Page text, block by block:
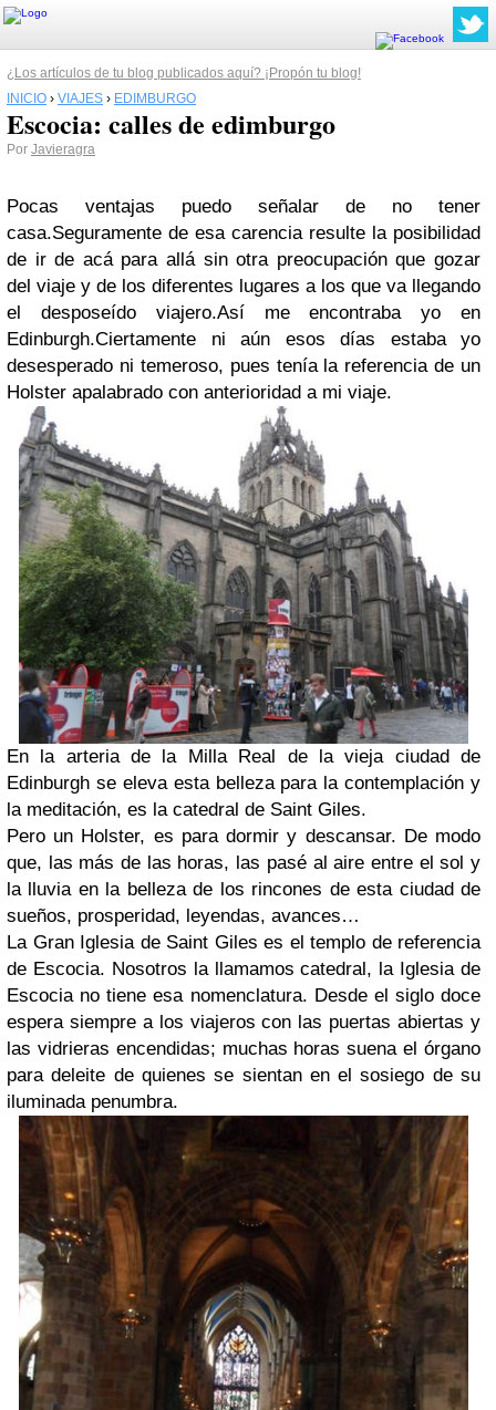
¿Los artículos de tu blog publicados aquí? ¡Propón tu blog!
INICIO › VIAJES › EDIMBURGO
Escocia: calles de edimburgo
Por Javieragra
Pocas ventajas puedo señalar de no tener
casa.Seguramente de esa carencia resulte la posibilidad
de ir de acá para allá sin otra preocupación que gozar
del viaje y de los diferentes lugares a los que va llegando
el desposeído viajero.Así me encontraba yo en
Edinburgh.Ciertamente ni aún esos días estaba yo
desesperado ni temeroso, pues tenía la referencia de un
Holster apalabrado con anterioridad a mi viaje.
En la arteria de la Milla Real de la vieja ciudad de
Edinburgh se eleva esta belleza para la contemplación y
la meditación, es la catedral de Saint Giles.
Pero un Holster, es para dormir y descansar. De modo
que, las más de las horas, las pasé al aire entre el sol y
la lluvia en la belleza de los rincones de esta ciudad de
sueños, prosperidad, leyendas, avances…
La Gran Iglesia de Saint Giles es el templo de referencia
de Escocia. Nosotros la llamamos catedral, la Iglesia de
Escocia no tiene esa nomenclatura. Desde el siglo doce
espera siempre a los viajeros con las puertas abiertas y
las vidrieras encendidas; muchas horas suena el órgano
para deleite de quienes se sientan en el sosiego de su
iluminada penumbra.